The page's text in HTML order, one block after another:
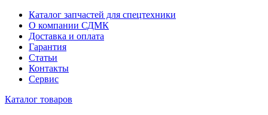
Каталог запчастей для спецтехники
О компании СДМК
Доставка и оплата
Гарантия
Статьи
Контакты
Сервис
Каталог товаров